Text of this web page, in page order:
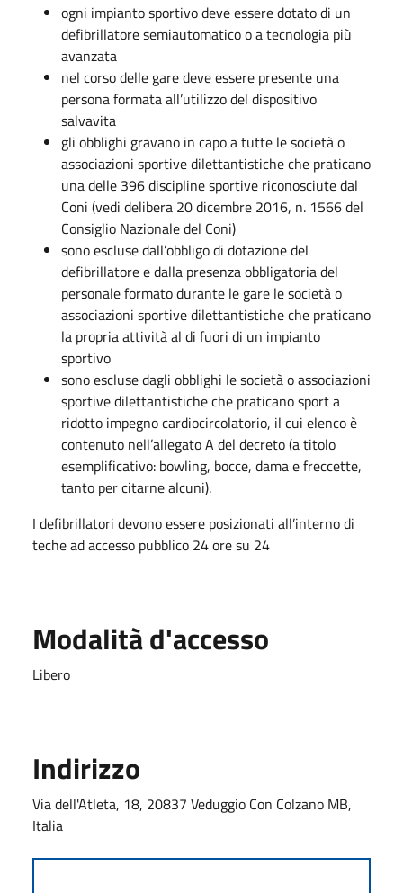
ogni impianto sportivo deve essere dotato di un
defibrillatore semiautomatico o a tecnologia più
avanzata
nel corso delle gare deve essere presente una
persona formata all’utilizzo del dispositivo
salvavita
gli obblighi gravano in capo a tutte le società o
associazioni sportive dilettantistiche che praticano
una delle 396 discipline sportive riconosciute dal
Coni (vedi delibera 20 dicembre 2016, n. 1566 del
Consiglio Nazionale del Coni)
sono escluse dall’obbligo di dotazione del
defibrillatore e dalla presenza obbligatoria del
personale formato durante le gare le società o
associazioni sportive dilettantistiche che praticano
la propria attività al di fuori di un impianto
sportivo
sono escluse dagli obblighi le società o associazioni
sportive dilettantistiche che praticano sport a
ridotto impegno cardiocircolatorio, il cui elenco è
contenuto nell’allegato A del decreto (a titolo
esemplificativo: bowling, bocce, dama e freccette,
tanto per citarne alcuni).
I defibrillatori devono essere posizionati all’interno di
teche ad accesso pubblico 24 ore su 24
Modalità d'accesso
Libero
Indirizzo
Via dell'Atleta, 18, 20837 Veduggio Con Colzano MB,
Italia